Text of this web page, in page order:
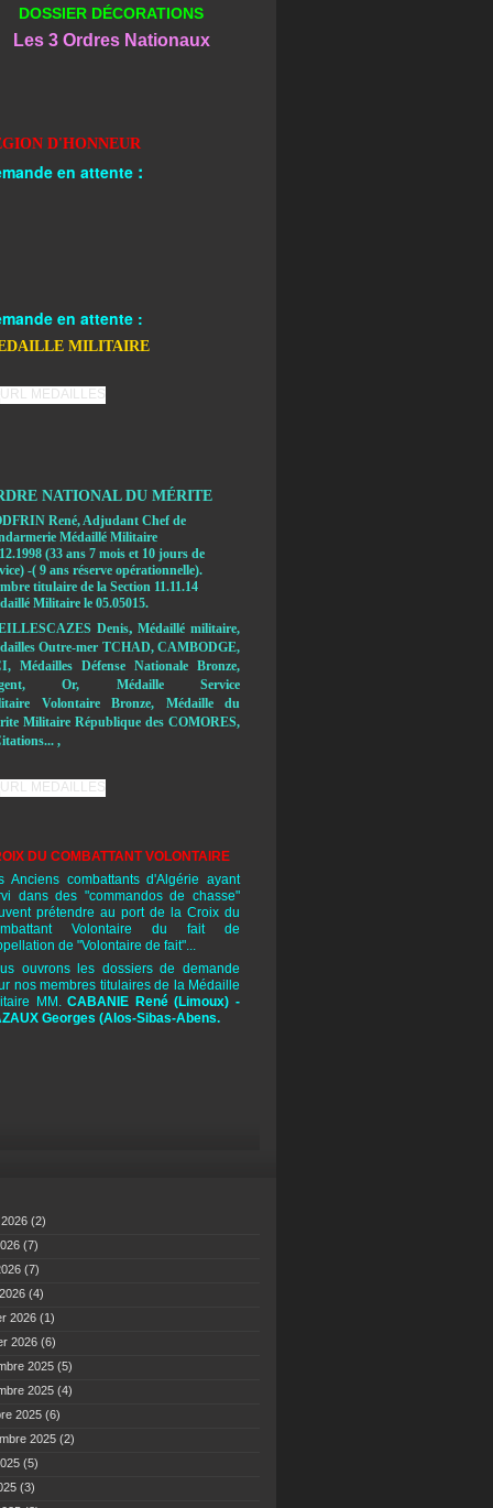
DOSSIER DÉCORATIONS
Les 3 Ordres Nationaux
D'HONNEUR
en attente :
en attente :
MILITAIRE
NATIONAL DU MÉRITE
René, Adjudant Chef de
Médaillé Militaire
(33 ans 7 mois et 10 jours de
-( 9 ans réserve opérationnelle).
titulaire de la Section 11.11.14
Militaire le 05.05015.
Denis, Médaillé militaire,
Outre-mer TCHAD, CAMBODGE,
Médailles Défense Nationale Bronze,
Or, Médaille Service
Volontaire Bronze, Médaille du
Militaire République des COMORES,
,
DU COMBATTANT VOLONTAIRE
Anciens combattants d'Algérie ayant
dans des "commandos de chasse"
prétendre au port de la Croix du
Volontaire du fait de
de "Volontaire de fait"...
ouvrons les dossiers de demande
nos membres titulaires de la Médaille
MM. CABANIE René(Limoux) -
Georges (Alos-Sibas-Abens.
(2)
(7)
(7)
(4)
2026 (1)
2026 (6)
2025 (5)
2025 (4)
2025 (6)
2025 (2)
(5)
(3)